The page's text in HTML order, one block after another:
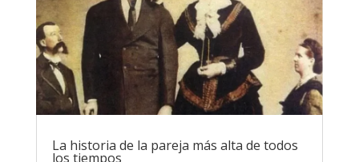
La historia de la pareja más alta de todos
los tiempos